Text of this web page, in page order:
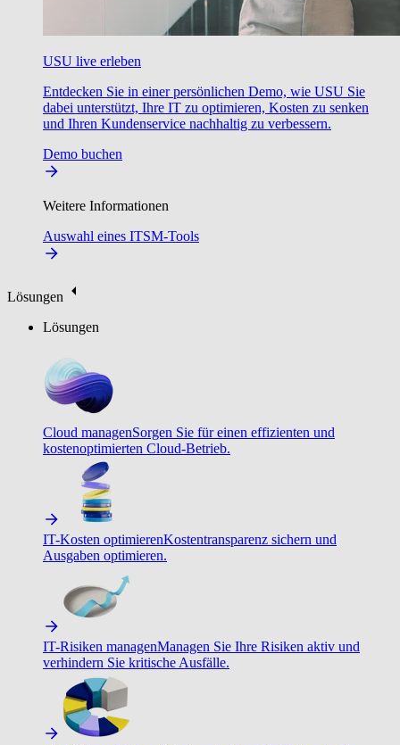
USU live erleben
Entdecken Sie in einer persönlichen Demo, wie USU Sie
dabei unterstützt, Ihre IT zu optimieren, Kosten zu senken
und Ihren Kundenservice nachhaltig zu verbessern.
Demo buchen
Weitere Informationen
Auswahl eines ITSM-Tools
Lösungen
Lösungen
Cloud managenSorgen Sie für einen effizienten und
kostenoptimierten Cloud-Betrieb.
IT-Kosten optimierenKostentransparenz sichern und
Ausgaben optimieren.
IT-Risiken managenManagen Sie Ihre Risiken aktiv und
verhindern Sie kritische Ausfälle.